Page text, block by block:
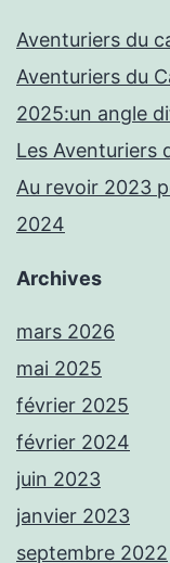
Aventuriers du
Aventuriers du
2025:un angle
Les Aventuriers
Au revoir 2023
2024
Archives
mars 2026
mai 2025
février 2025
février 2024
juin 2023
janvier 2023
septembre 2022